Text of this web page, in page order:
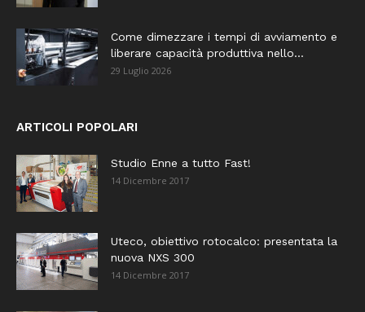
Come dimezzare i tempi di avviamento e
liberare capacità produttiva nello...
29 Luglio 2026
ARTICOLI POPOLARI
Studio Enne a tutto Fast!
14 Dicembre 2017
Uteco, obiettivo rotocalco: presentata la
nuova NXS 300
14 Dicembre 2017